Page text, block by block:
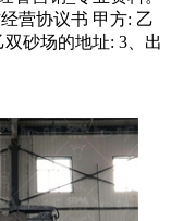
营协议书 甲方: 乙
砂场的地址: 3、出